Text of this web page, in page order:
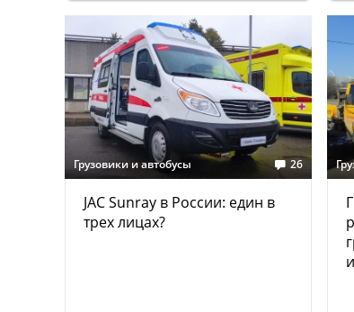
Грузовики и автобусы 26
JAC Sunray в России: един в
трех лицах?